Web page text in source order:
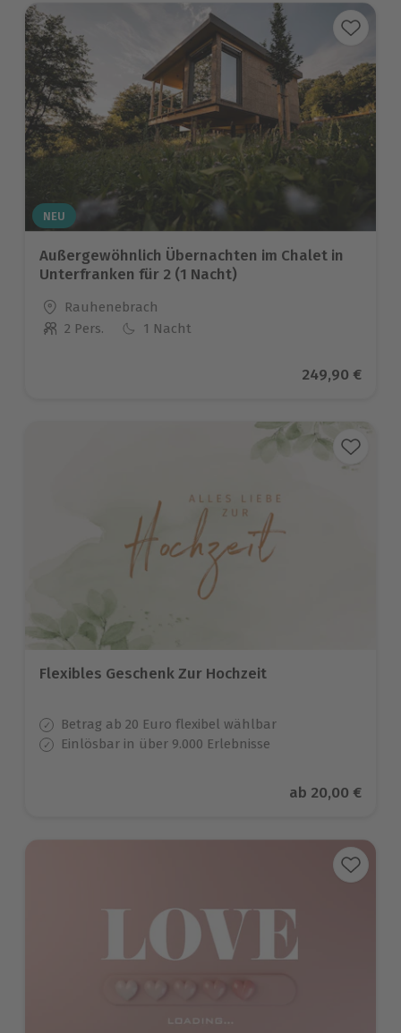
NEU
Außergewöhnlich Übernachten im Chalet in
Unterfranken für 2 (1 Nacht)
Standort
Rauhenebrach
Anzahl der Teilnehmer
2 Pers. 1 Nacht
Aktueller
249,90 €
Flexibles Geschenk Zur Hochzeit
Betrag ab 20 Euro flexibel wählbar
Einlösbar in über 9.000 Erlebnisse
Aktueller Preis
ab 20,00 €